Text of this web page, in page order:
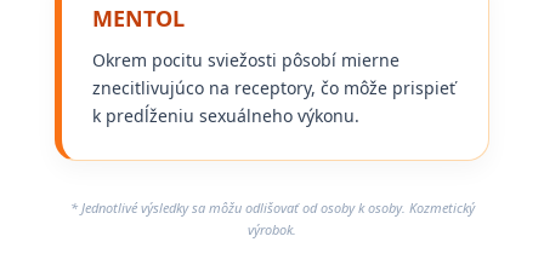
MENTOL
Okrem pocitu sviežosti pôsobí mierne
znecitlivujúco na receptory, čo môže prispieť
k predĺženiu sexuálneho výkonu.
* Jednotlivé výsledky sa môžu odlišovať od osoby k osoby. Kozmetický
výrobok.